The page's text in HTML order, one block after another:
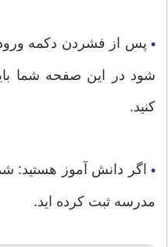
•پس از فشردن دکمه ورود
شود در این صفحه شما
کنید.
•اگر دانش آموز هستید:
مدرسه ثبت کرده اید.